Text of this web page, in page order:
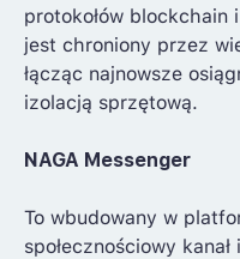
protokołów blockchain
jest chroniony przez
łącząc najnowsze
izolacją sprzętową.
NAGA Messenger
To wbudowany w
społecznościowy